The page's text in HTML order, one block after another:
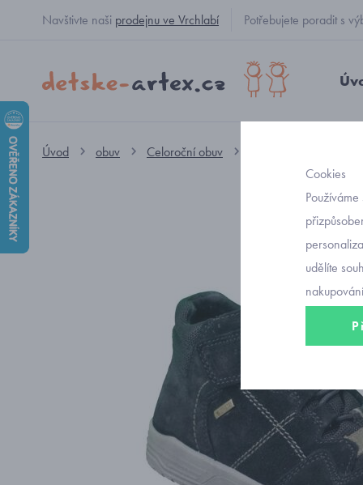
Navštivte naši prodejnu ve Vrchlabí Potřebujete poradit s
Úvod obuv Celoroční obuv
Cookies
udělíte